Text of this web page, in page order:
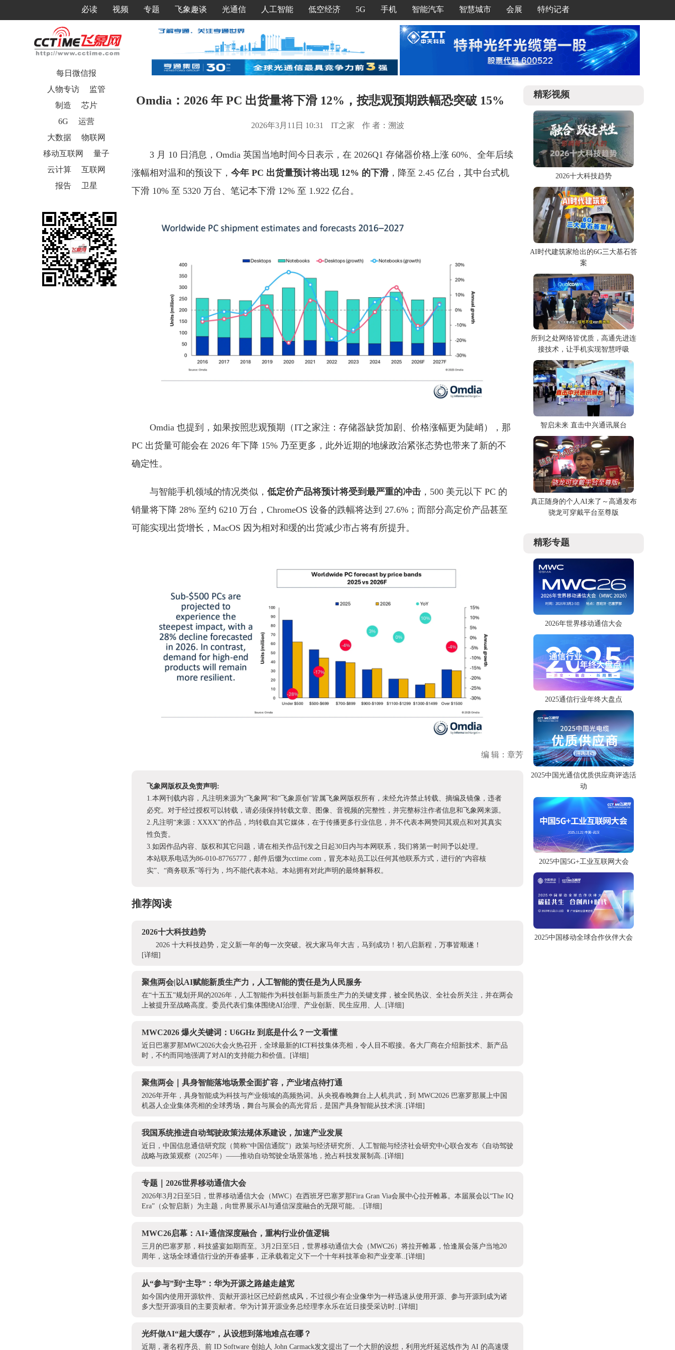
必读 视频 专题 飞象趣谈 光通信 人工智能 低空经济 5G 手机 智能汽车 智慧城市 会展 特约记者
每日微信报
人物专访
监管
制造
芯片
6G
运营
大数据
物联网
移动互联网
量子
云计算
互联网
报告
卫星
Omdia：2026 年 PC 出货量将下滑 12%，按悲观预期跌幅恐突破 15%
2026年3月11日 10:31 IT之家 作 者：溯波
3 月 10 日消息，Omdia 英国当地时间今日表示，在 2026Q1 存储器价格上涨 60%、全年后续
涨幅相对温和的预设下， 今年 PC 出货量预计将出现 12% 的下滑 ，降至 2.45 亿台，其中台式机
下滑 10% 至 5320 万台、笔记本下滑 12% 至 1.922 亿台。
Omdia 也提到，如果按照悲观预期（IT之家注：存储器缺货加剧、价格涨幅更为陡峭），那
PC 出货量可能会在 2026 年下降 15% 乃至更多，此外近期的地缘政治紧张态势也带来了新的不
确定性。
与智能手机领域的情况类似， 低定价产品将预计将受到最严重的冲击 ，500 美元以下 PC 的
销量将下降 28% 至约 6210 万台，ChromeOS 设备的跌幅将达到 27.6%；而部分高定价产品甚至
可能实现出货增长，MacOS 因为相对和缓的出货减少市占将有所提升。
编 辑：章芳
飞象网版权及免责声明:
1.本网刊载内容，凡注明来源为“飞象网”和“飞象原创”皆属飞象网版权所有，未经允许禁止转载、摘编及镜像，违者
必究。对于经过授权可以转载，请必须保持转载文章、图像、音视频的完整性，并完整标注作者信息和飞象网来源。
2.凡注明“来源：XXXX”的作品，均转载自其它媒体，在于传播更多行业信息，并不代表本网赞同其观点和对其真实
性负责。
3.如因作品内容、版权和其它问题，请在相关作品刊发之日起30日内与本网联系，我们将第一时间予以处理。
本站联系电话为86-010-87765777，邮件后缀为cctime.com，冒充本站员工以任何其他联系方式，进行的“内容核
实”、“商务联系”等行为，均不能代表本站。本站拥有对此声明的最终解释权。
推荐阅读
2026十大科技趋势
2026 十大科技趋势，定义新一年的每一次突破。祝大家马年大吉，马到成功！初八启新程，万事皆顺遂！
[详细]
聚焦两会|以AI赋能新质生产力，人工智能的责任是为人民服务
在“十五五”规划开局的2026年，人工智能作为科技创新与新质生产力的关键支撑，被全民热议、全社会所关注，并在两会
上被提升至战略高度。委员代表们集体围绕AI治理、产业创新、民生应用、人.. [详细]
MWC2026 爆火关键词：U6GHz 到底是什么？一文看懂
近日巴塞罗那MWC2026大会火热召开，全球最新的ICT科技集体亮相，令人目不暇接。各大厂商在介绍新技术、新产品
时，不约而同地强调了对AI的支持能力和价值。
[详细]
聚焦两会｜具身智能落地场景全面扩容，产业堵点待打通
2026年开年，具身智能成为科技与产业领域的高频热词。从央视春晚舞台上人机共武，到 MWC2026 巴塞罗那展上中国
机器人企业集体亮相的全球秀场，舞台与展会的高光背后，是国产具身智能从技术演.. [详细]
我国系统推进自动驾驶政策法规体系建设，加速产业发展
近日，中国信息通信研究院（简称“中国信通院”）政策与经济研究所、人工智能与经济社会研究中心联合发布《自动驾驶
战略与政策观察（2025年）——推动自动驾驶全场景落地，抢占科技发展制高.. [详细]
专题｜2026世界移动通信大会
2026年3月2日至5日，世界移动通信大会（MWC）在西班牙巴塞罗那Fira Gran Via会展中心拉开帷幕。本届展会以“The IQ
Era”（众智启新）为主题，向世界展示AI与通信深度融合的无限可能。.. [详细]
MWC26启幕：AI+通信深度融合，重构行业价值逻辑
三月的巴塞罗那，科技盛宴如期而至。3月2日至5日，世界移动通信大会（MWC26）将拉开帷幕，恰逢展会落户当地20
周年，这场全球通信行业的开春盛事，正承载着定义下一个十年科技革命和产业变革.. [详细]
从“参与”到“主导”：华为开源之路越走越宽
如今国内使用开源软件、贡献开源社区已经蔚然成风，不过很少有企业像华为一样迅速从使用开源、参与开源到成为诸
多大型开源项目的主要贡献者。华为计算开源业务总经理李永乐在近日接受采访时.. [详细]
光纤做AI“超大缓存”，从设想到落地难点在哪？
近期，著名程序员、前 ID Software 创始人 John Carmack发文提出了一个大胆的设想，利用光纤延迟线作为 AI 的高速缓
精彩视频
2026十大科技趋势
AI时代建筑家给出的6G三大基石答
案
所到之处网络皆优质，高通先进连
接技术，让手机实现智慧呼吸
智启未来 直击中兴通讯展台
真正随身的个人AI来了～高通发布
骁龙可穿戴平台至尊版
精彩专题
2026年世界移动通信大会
2025通信行业年终大盘点
2025中国光通信优质供应商评选活
动
2025中国5G+工业互联网大会
2025中国移动全球合作伙伴大会